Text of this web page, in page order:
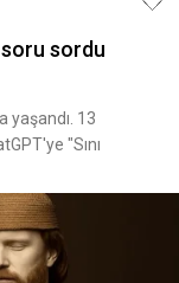
sordu
yaşandı. 13
"Sını